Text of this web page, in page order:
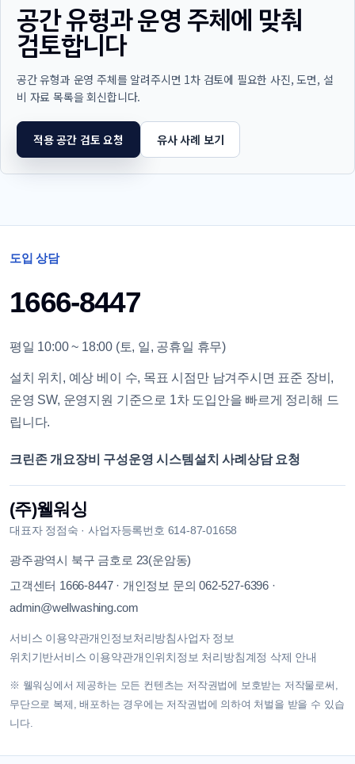
공간 유형과 운영 주체에 맞춰
검토합니다
공간 유형과 운영 주체를 알려주시면 1차 검토에 필요한 사진, 도면, 설
비 자료 목록을 회신합니다.
적용 공간 검토 요청 유사 사례 보기
도입 상담
1666-8447
평일 10:00 ~ 18:00 (토, 일, 공휴일 휴무)
설치 위치, 예상 베이 수, 목표 시점만 남겨주시면 표준 장비,
운영 SW, 운영지원 기준으로 1차 도입안을 빠르게 정리해 드
립니다.
크린존 개요장비 구성운영 시스템설치 사례 상담 요청
(주)웰워싱
대표자 정점숙 ·사업자등록번호 614-87-01658
광주광역시 북구 금호로 23(운암동)
고객센터 1666-8447· 개인정보 문의062-527-6396·
admin@wellwashing.com
서비스 이용약관개인정보처리방침사업자 정보
위치기반서비스 이용약관개인위치정보 처리방침계정 삭제 안내
※ 웰워싱에서 제공하는 모든 컨텐츠는 저작권법에 보호받는 저작물로써,
무단으로 복제, 배포하는 경우에는 저작권법에 의하여 처벌을 받을 수 있습
니다.